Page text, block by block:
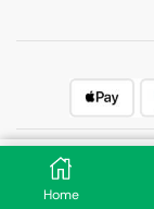
25,40
Home